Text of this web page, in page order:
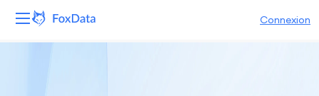
Connexion